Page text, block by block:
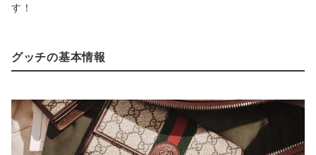
す！
グッチの基本情報